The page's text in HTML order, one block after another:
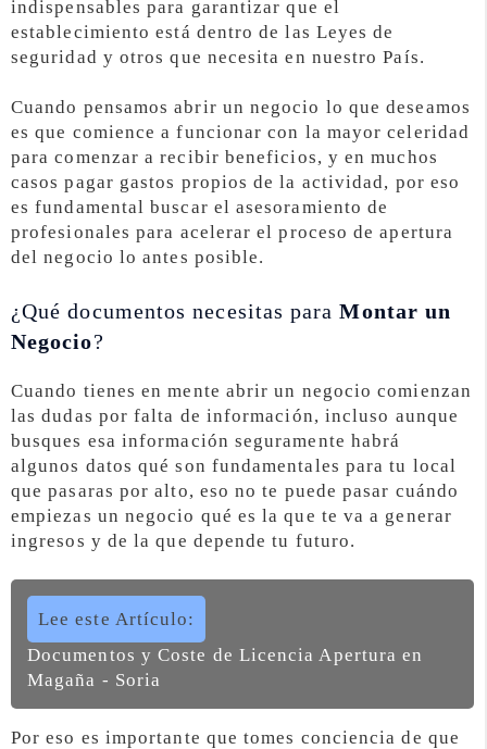
indispensables para garantizar que el
establecimiento está dentro de las Leyes de
seguridad y otros que necesita en nuestro País.
Cuando pensamos abrir un negocio lo que deseamos
es que comience a funcionar con la mayor celeridad
para comenzar a recibir beneficios, y en muchos
casos pagar gastos propios de la actividad, por eso
es fundamental buscar el asesoramiento de
profesionales para acelerar el proceso de apertura
del negocio lo antes posible.
¿Qué documentos necesitas paraMontar un
Negocio?
Cuando tienes en mente abrir un negocio comienzan
las dudas por falta de información, incluso aunque
busques esa información seguramente habrá
algunos datos qué son fundamentales para tu local
que pasaras por alto, eso no te puede pasar cuándo
empiezas un negocio qué es la que te va a generar
ingresos y de la que depende tu futuro.
Lee este Artículo:
Documentos y Coste de Licencia Apertura en
Magaña - Soria
Por eso es importante que tomes conciencia de que